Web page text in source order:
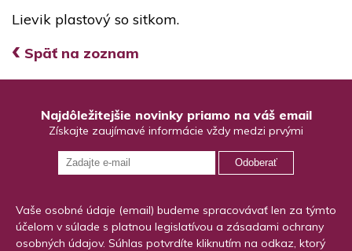
Lievik plastový so sitkom.
‹ Späť na zoznam
Najdôležitejšie novinky priamo na váš email
Získajte zaujímavé informácie vždy medzi prvými
Odoberať
Vaše osobné údaje (email) budeme spracovávať len za týmto
účelom v súlade s platnou legislatívou a zásadami ochrany
osobných údajov. Súhlas potvrdíte kliknutím na odkaz, ktorý